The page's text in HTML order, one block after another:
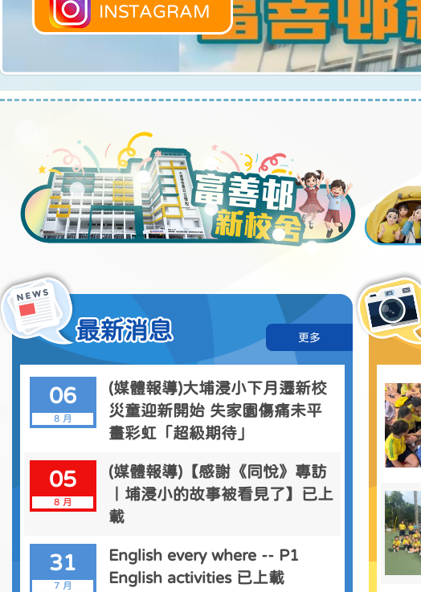
INSTAGRAM
更多
最新消息
06
8 月
(媒體報導)大埔浸小下月遷新校
災童迎新開始 失家園傷痛未平
畫彩虹「超級期待」
05
8 月
(媒體報導)【感謝《同悅》專訪
｜埔浸小的故事被看見了】已上
載
31
7 月
English every where -- P1
English activities 已上載